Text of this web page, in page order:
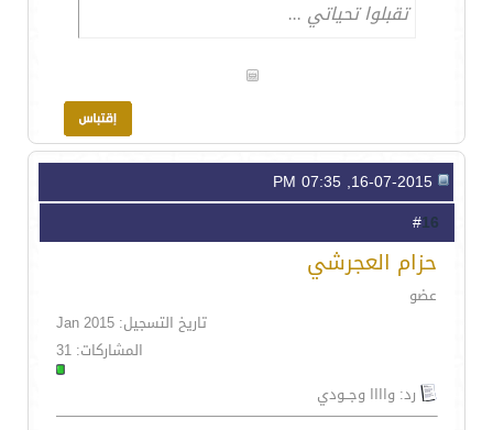
تقبلوا تحياتي ...
16
حزام العجرشي
عضو
تاريخ التسجيل: Jan 2015
المشاركات: 31
رد: واااا وجــودي